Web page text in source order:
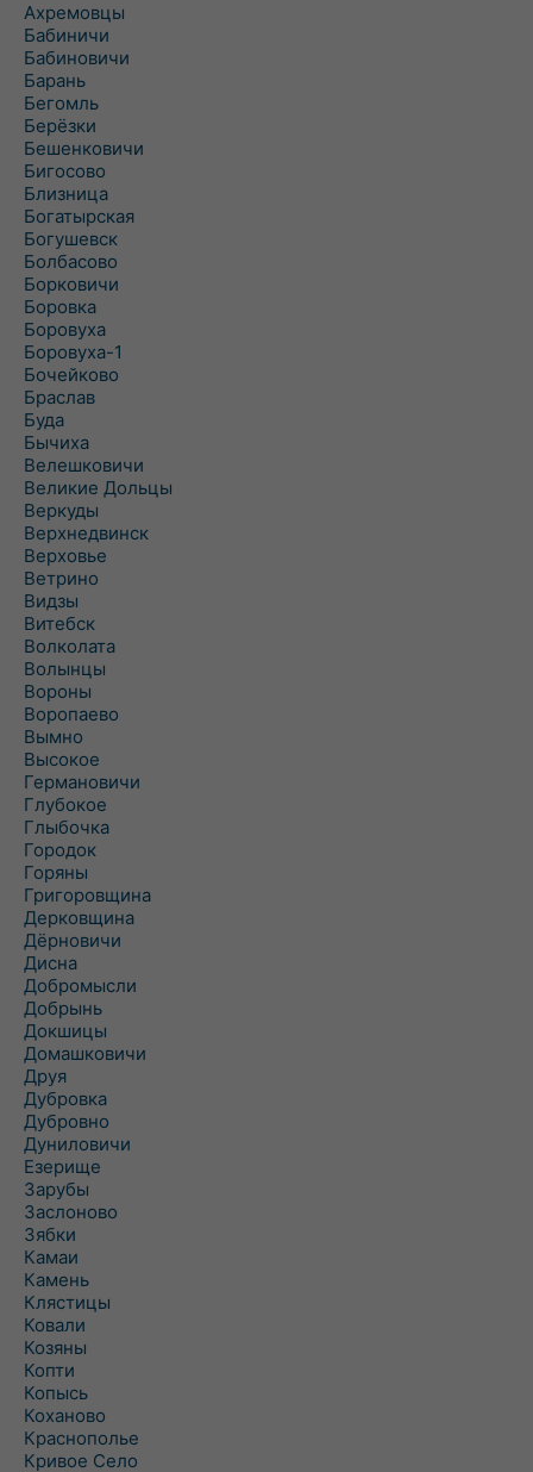
Ахремовцы
Бабиничи
Бабиновичи
Барань
Бегомль
Берёзки
Бешенковичи
Бигосово
Близница
Богатырская
Богушевск
Болбасово
Борковичи
Боровка
Боровуха
Боровуха-1
Бочейково
Браслав
Буда
Бычиха
Велешковичи
Великие Дольцы
Веркуды
Верхнедвинск
Верховье
Ветрино
Видзы
Витебск
Волколата
Волынцы
Вороны
Воропаево
Вымно
Высокое
Германовичи
Глубокое
Глыбочка
Городок
Горяны
Григоровщина
Дерковщина
Дёрновичи
Дисна
Добромысли
Добрынь
Докшицы
Домашковичи
Друя
Дубровка
Дубровно
Дуниловичи
Езерище
Зарубы
Заслоново
Зябки
Камаи
Камень
Клястицы
Ковали
Козяны
Копти
Копысь
Коханово
Краснополье
Кривое Село